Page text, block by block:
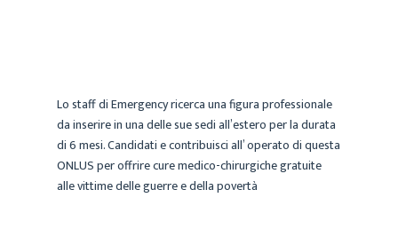
Lo staff di Emergency ricerca una figura professionale
da inserire in una delle sue sedi all’estero per la durata
di 6 mesi. Candidati e contribuisci all’ operato di questa
ONLUS per offrire cure medico-chirurgiche gratuite
alle vittime delle guerre e della povertà